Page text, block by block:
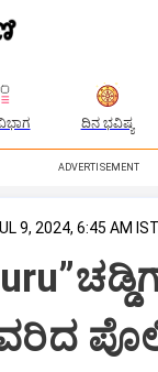
ದಿನ ಭವಿಷ್ಯ
ADVERTISEMENT
9, 2024, 6:45 AM IST